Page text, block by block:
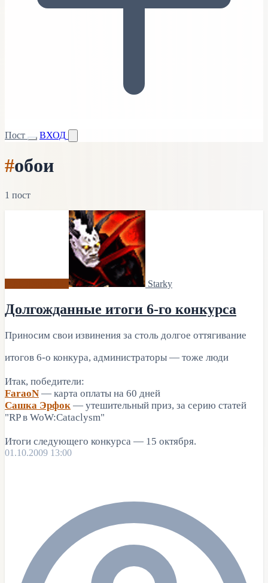
Пост ВХОД
#обои
1 пост
Starky
Долгожданные итоги 6-го конкурса
Приносим свои извинения за столь долгое оттягивание
итогов 6-о конкура, администраторы — тоже люди
Итак, победители:
FaraoN — карта оплаты на 60 дней
Сашка Эрфок — утешительный приз, за серию статей
"RP в WoW:Cataclysm"
Итоги следующего конкурса — 15 октября.
01.10.2009 13:00